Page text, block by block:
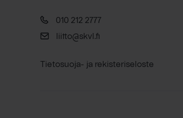
010 212 2777
liitto@skvl.fi
Tietosuoja- ja rekisteriseloste